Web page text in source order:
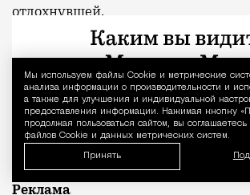
Мы используем файлы Сookie и метрические
анализа информации о производительности и
а также для улучшения и индивидуальной
предоставления информации. Нажимая кнопку
продолжая пользоваться сайтом, вы соглашаетесь
файлов Cookie и данных метрических систем.
Принять
отдохнувшей.
С проектной декларацией можно
ссылке.
Фото:пресс-служба девелоперской
«Новая Эра» и пресс-служба АНО
Отпуск в этом году у меня
Реклама